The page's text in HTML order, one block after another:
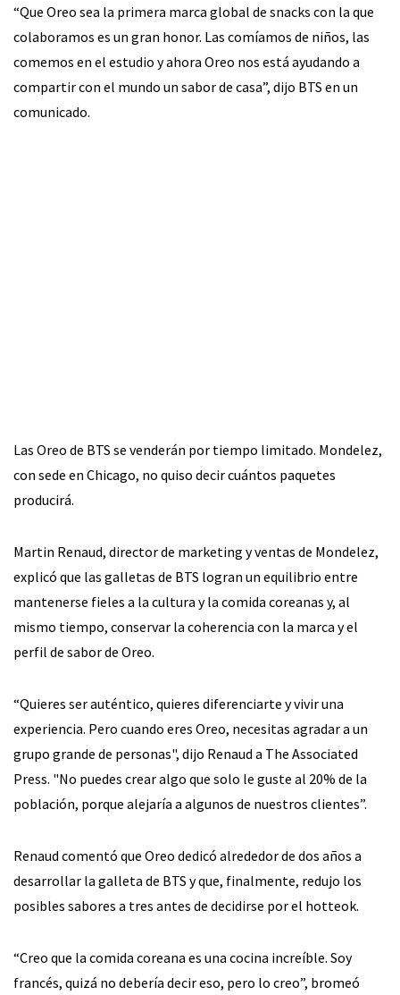
“Que Oreo sea la primera marca global de snacks con la que
colaboramos es un gran honor. Las comíamos de niños, las
comemos en el estudio y ahora Oreo nos está ayudando a
compartir con el mundo un sabor de casa”, dijo BTS en un
comunicado.
Las Oreo de BTS se venderán por tiempo limitado. Mondelez,
con sede en Chicago, no quiso decir cuántos paquetes
producirá.
Martin Renaud, director de marketing y ventas de Mondelez,
explicó que las galletas de BTS logran un equilibrio entre
mantenerse fieles a la cultura y la comida coreanas y, al
mismo tiempo, conservar la coherencia con la marca y el
perfil de sabor de Oreo.
“Quieres ser auténtico, quieres diferenciarte y vivir una
experiencia. Pero cuando eres Oreo, necesitas agradar a un
grupo grande de personas", dijo Renaud a The Associated
Press. "No puedes crear algo que solo le guste al 20% de la
población, porque alejaría a algunos de nuestros clientes”.
Renaud comentó que Oreo dedicó alrededor de dos años a
desarrollar la galleta de BTS y que, finalmente, redujo los
posibles sabores a tres antes de decidirse por el hotteok.
“Creo que la comida coreana es una cocina increíble. Soy
francés, quizá no debería decir eso, pero lo creo”, bromeó